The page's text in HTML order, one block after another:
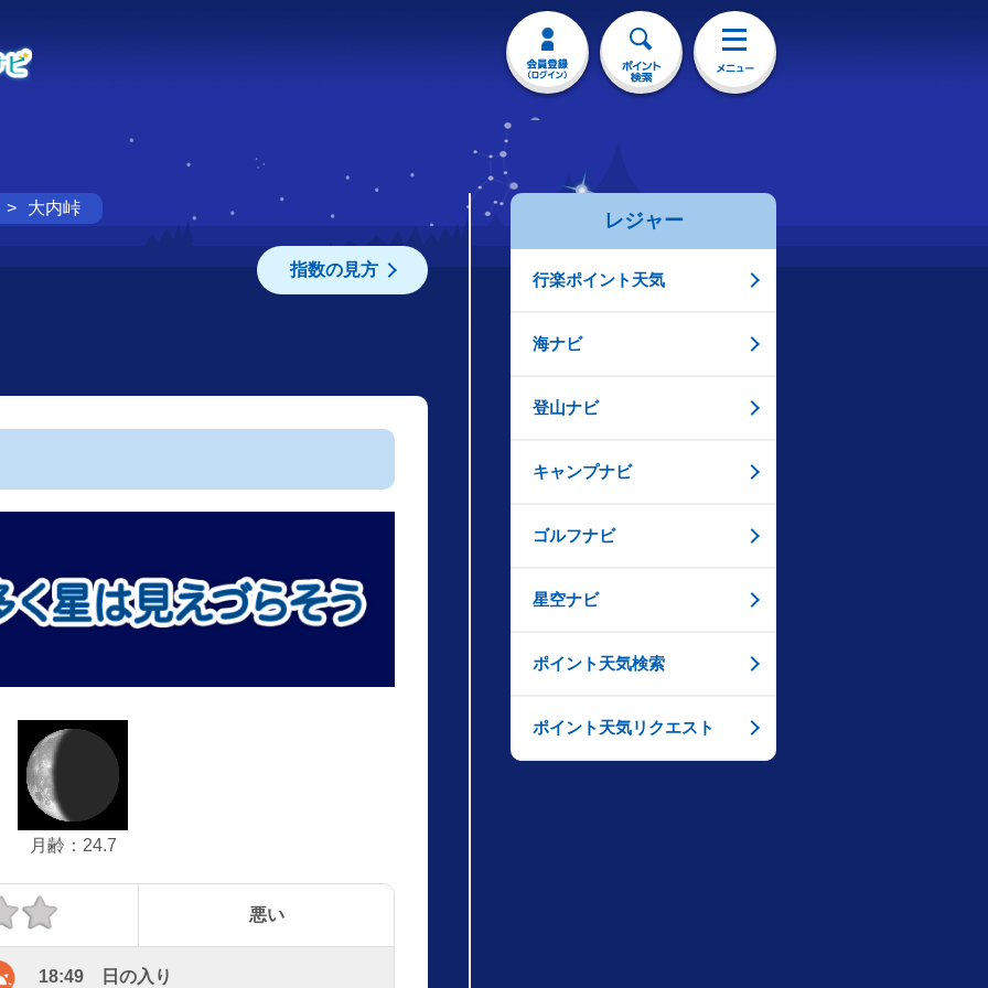
大内峠
指数の見方
月齢：24.7
悪い
18:49 日の入り
レジャー
行楽ポイント天気
海ナビ
登山ナビ
キャンプナビ
ゴルフナビ
星空ナビ
ポイント天気検索
ポイント天気リクエスト